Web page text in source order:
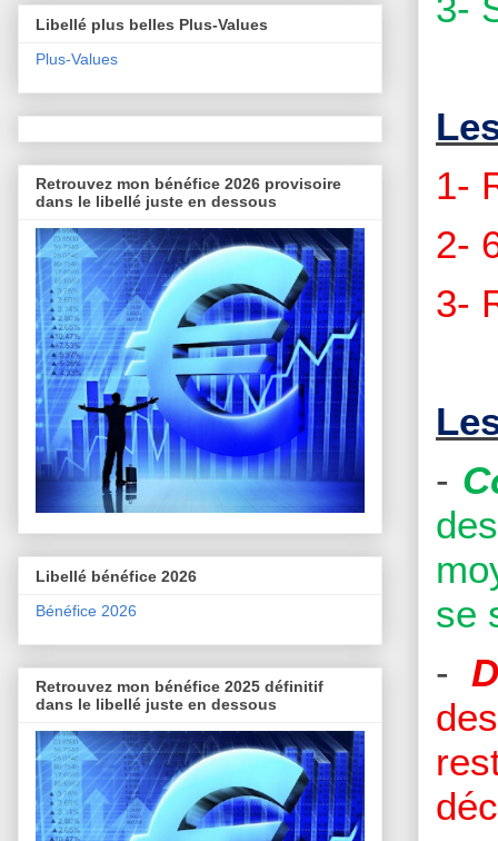
1-
2-
3-
-
se
-
Libellé plus belles Plus-Values
Plus-Values
Retrouvez mon bénéfice 2026 provisoire
dans le libellé juste en dessous
Libellé bénéfice 2026
Bénéfice 2026
Retrouvez mon bénéfice 2025 définitif
dans le libellé juste en dessous